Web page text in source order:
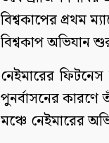
বিশ্বকাপের প্রথম
বিশ্বকাপ অভিযান
নেইমারের
পুনর্বাসনের কারণে
মঞ্চে নেইমারের